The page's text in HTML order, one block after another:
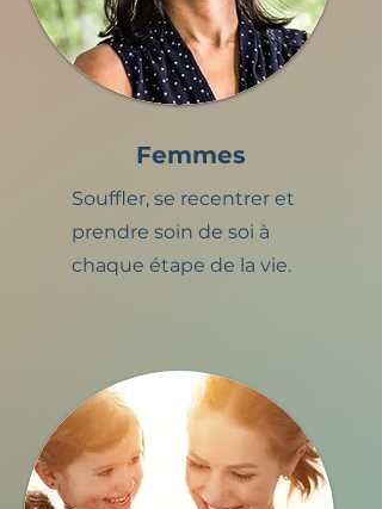
Femmes
Souffler, se recentrer et
prendre soin de soi à
chaque étape de la vie.